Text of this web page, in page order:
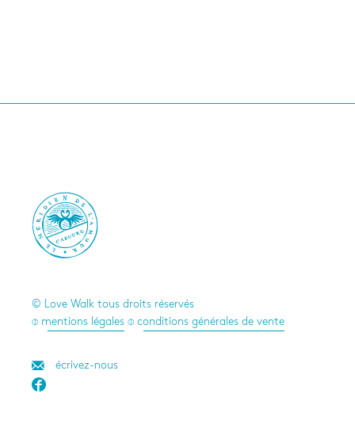

© Love Walk tous droits réservés
⌽ mentions légales ⌽ conditions générales de vente
écrivez-nous